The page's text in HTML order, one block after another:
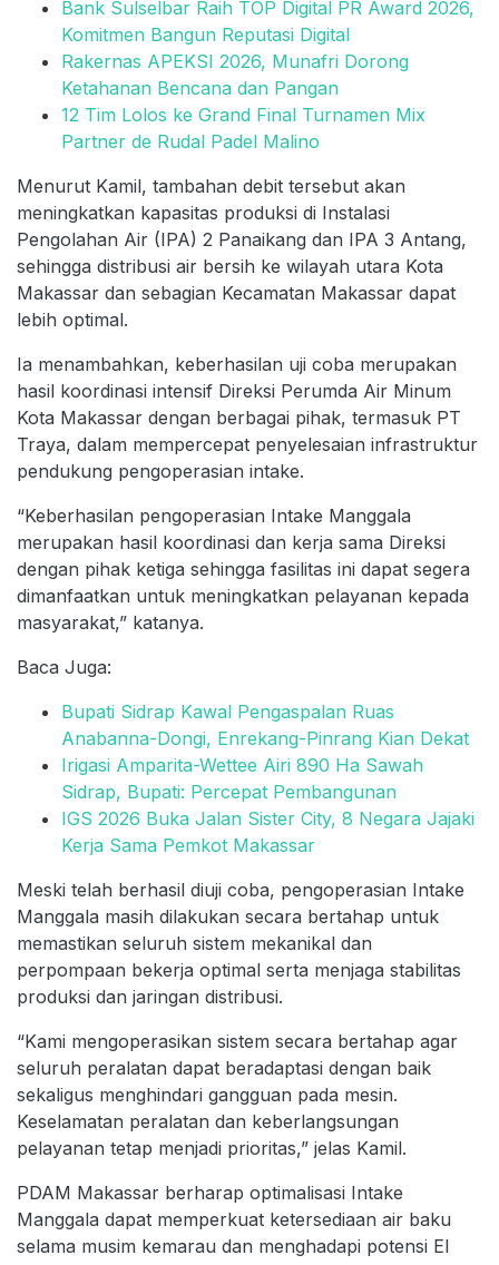
Bank Sulselbar Raih TOP Digital PR Award 2026,
Komitmen Bangun Reputasi Digital
Rakernas APEKSI 2026, Munafri Dorong
Ketahanan Bencana dan Pangan
12 Tim Lolos ke Grand Final Turnamen Mix
Partner de Rudal Padel Malino
Menurut Kamil, tambahan debit tersebut akan
meningkatkan kapasitas produksi di Instalasi
Pengolahan Air (IPA) 2 Panaikang dan IPA 3 Antang,
sehingga distribusi air bersih ke wilayah utara Kota
Makassar dan sebagian Kecamatan Makassar dapat
lebih optimal.
Ia menambahkan, keberhasilan uji coba merupakan
hasil koordinasi intensif Direksi Perumda Air Minum
Kota Makassar dengan berbagai pihak, termasuk PT
Traya, dalam mempercepat penyelesaian infrastruktur
pendukung pengoperasian intake.
“Keberhasilan pengoperasian Intake Manggala
merupakan hasil koordinasi dan kerja sama Direksi
dengan pihak ketiga sehingga fasilitas ini dapat segera
dimanfaatkan untuk meningkatkan pelayanan kepada
masyarakat,” katanya.
Baca Juga:
Bupati Sidrap Kawal Pengaspalan Ruas
Anabanna-Dongi, Enrekang-Pinrang Kian Dekat
Irigasi Amparita-Wettee Airi 890 Ha Sawah
Sidrap, Bupati: Percepat Pembangunan
IGS 2026 Buka Jalan Sister City, 8 Negara Jajaki
Kerja Sama Pemkot Makassar
Meski telah berhasil diuji coba, pengoperasian Intake
Manggala masih dilakukan secara bertahap untuk
memastikan seluruh sistem mekanikal dan
perpompaan bekerja optimal serta menjaga stabilitas
produksi dan jaringan distribusi.
“Kami mengoperasikan sistem secara bertahap agar
seluruh peralatan dapat beradaptasi dengan baik
sekaligus menghindari gangguan pada mesin.
Keselamatan peralatan dan keberlangsungan
pelayanan tetap menjadi prioritas,” jelas Kamil.
PDAM Makassar berharap optimalisasi Intake
Manggala dapat memperkuat ketersediaan air baku
selama musim kemarau dan menghadapi potensi El